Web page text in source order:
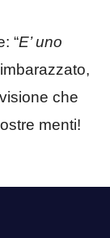
“E’ uno
che
menti!